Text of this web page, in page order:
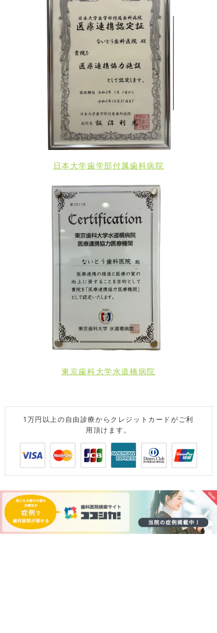
日本大学歯学部付属歯科病院
東京歯科大学水道橋病院
1万円以上の自由診療からクレジットカードがご利
用頂けます。